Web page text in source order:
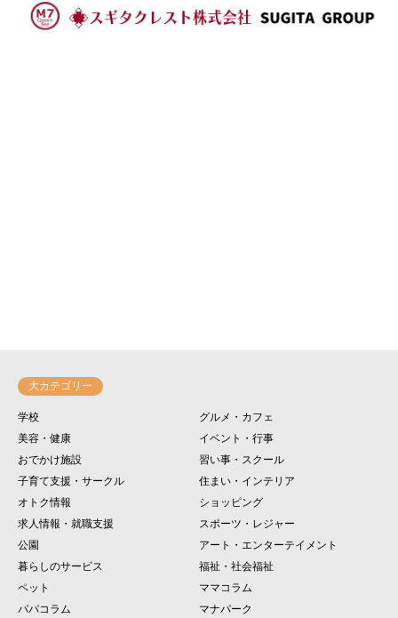
大カテゴリー
学校
グルメ・カフェ
美容・健康
イベント・行事
おでかけ施設
習い事・スクール
子育て支援・サークル
住まい・インテリア
オトク情報
ショッピング
求人情報・就職支援
スポーツ・レジャー
公園
アート・エンターテイメント
暮らしのサービス
福祉・社会福祉
ペット
ママコラム
パパコラム
マナパーク